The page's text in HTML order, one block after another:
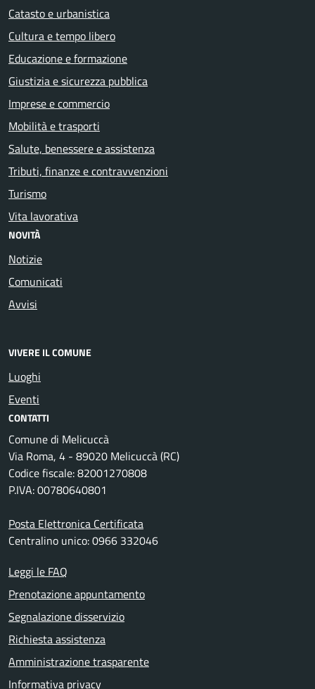
Catasto e urbanistica
Cultura e tempo libero
Educazione e formazione
Giustizia e sicurezza pubblica
Imprese e commercio
Mobilità e trasporti
Salute, benessere e assistenza
Tributi, finanze e contravvenzioni
Turismo
Vita lavorativa
NOVITÀ
Notizie
Comunicati
Avvisi
VIVERE IL COMUNE
Luoghi
Eventi
CONTATTI
Comune di Melicuccà
Via Roma, 4 - 89020 Melicuccà (RC)
Codice fiscale: 82001270808
P.IVA: 00780640801
Posta Elettronica Certificata
Centralino unico: 0966 332046
Leggi le FAQ
Prenotazione appuntamento
Segnalazione disservizio
Richiesta assistenza
Amministrazione trasparente
Informativa privacy